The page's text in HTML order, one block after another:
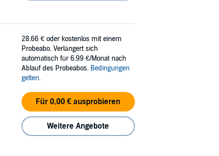
28,66 € oder kostenlos mit einem
Probeabo. Verlängert sich
automatisch für 6,99 €/Monat nach
Ablauf des Probeabos. Bedingungen
gelten.
Für 0,00 € ausprobieren
Weitere Angebote